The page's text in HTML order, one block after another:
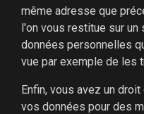
même adresse que
l'on vous restitue sur
données personnelles
vue par exemple de les
Enfin, vous avez un
vos données pour des